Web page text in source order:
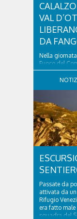
VAL
DA
Nella
Fuoco del
località
di Cadore,
a seguito di
Passate da
attivata da
Rifugio
era fatto
squadra del